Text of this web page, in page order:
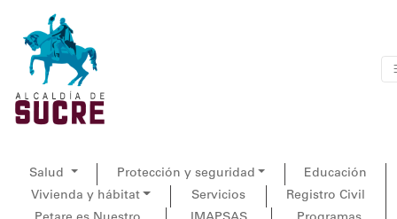
Salud Protección y seguridad
Educación
Vivienda y hábitat
Servicios
Registro Civil